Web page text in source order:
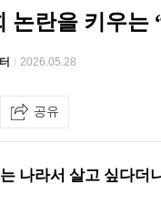
논란을 키우는
2026.05.28
공유
나라서 살고 싶다더